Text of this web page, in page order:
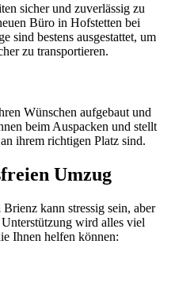
sicher und zuverlässig zu
Büro in Hofstetten bei
sind bestens ausgestattet, um
zu transportieren.
Wünschen aufgebaut und
beim Auspacken und stellt
ihrem richtigen Platz sind.
Umzug
kann stressig sein, aber
wird alles viel
Ihnen helfen können: